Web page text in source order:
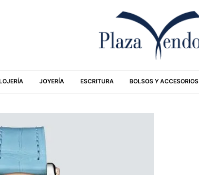
JOYERÍA ESCRITURA BOLSOS Y ACCESORIOS